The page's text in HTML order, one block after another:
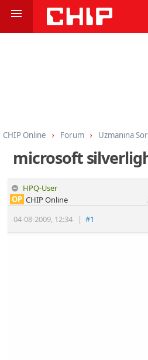
CHIP Online Forum Uzmanına
microsoft
HPQ-User
04-08-2009, 12:34 |#1
OP CHIP Online